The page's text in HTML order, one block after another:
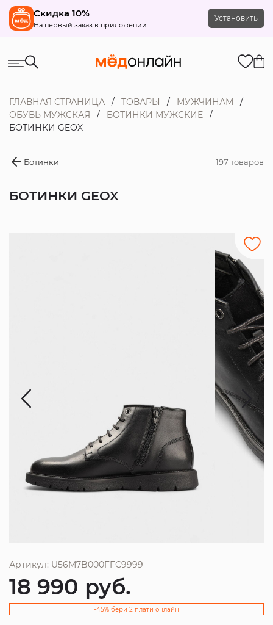
Скидка 10%
На первый заказ в приложении
Установить
ГЛАВНАЯ СТРАНИЦА ТОВАРЫ
МУЖЧИНАМ
ОБУВЬ МУЖСКАЯ
БОТИНКИ МУЖСКИЕ
БОТИНКИ GEOX
Ботинки 197 товаров
БОТИНКИ GEOX
Артикул: U56M7B000FFC9999
18 990 руб.
-45% бери 2 плати онлайн